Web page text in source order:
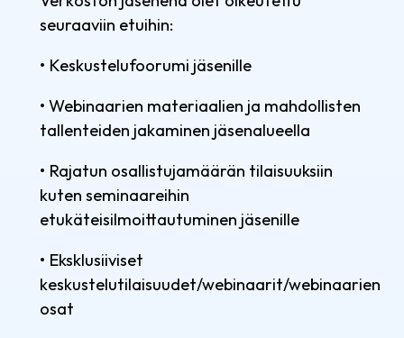
seuraaviin etuihin:
• Keskustelufoorumi jäsenille
• Webinaarien materiaalien ja mahdollisten
tallenteiden jakaminen jäsenalueella
• Rajatun osallistujamäärän tilaisuuksiin
kuten seminaareihin
etukäteisilmoittautuminen jäsenille
• Eksklusiiviset
keskustelutilaisuudet/webinaarit/webinaarien
osat